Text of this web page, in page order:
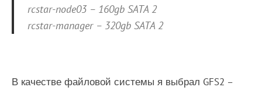
rcstar-node03 – 160gb SATA 2
rcstar-manager – 320gb SATA 2
В качестве файловой системы я выбрал GFS2 –